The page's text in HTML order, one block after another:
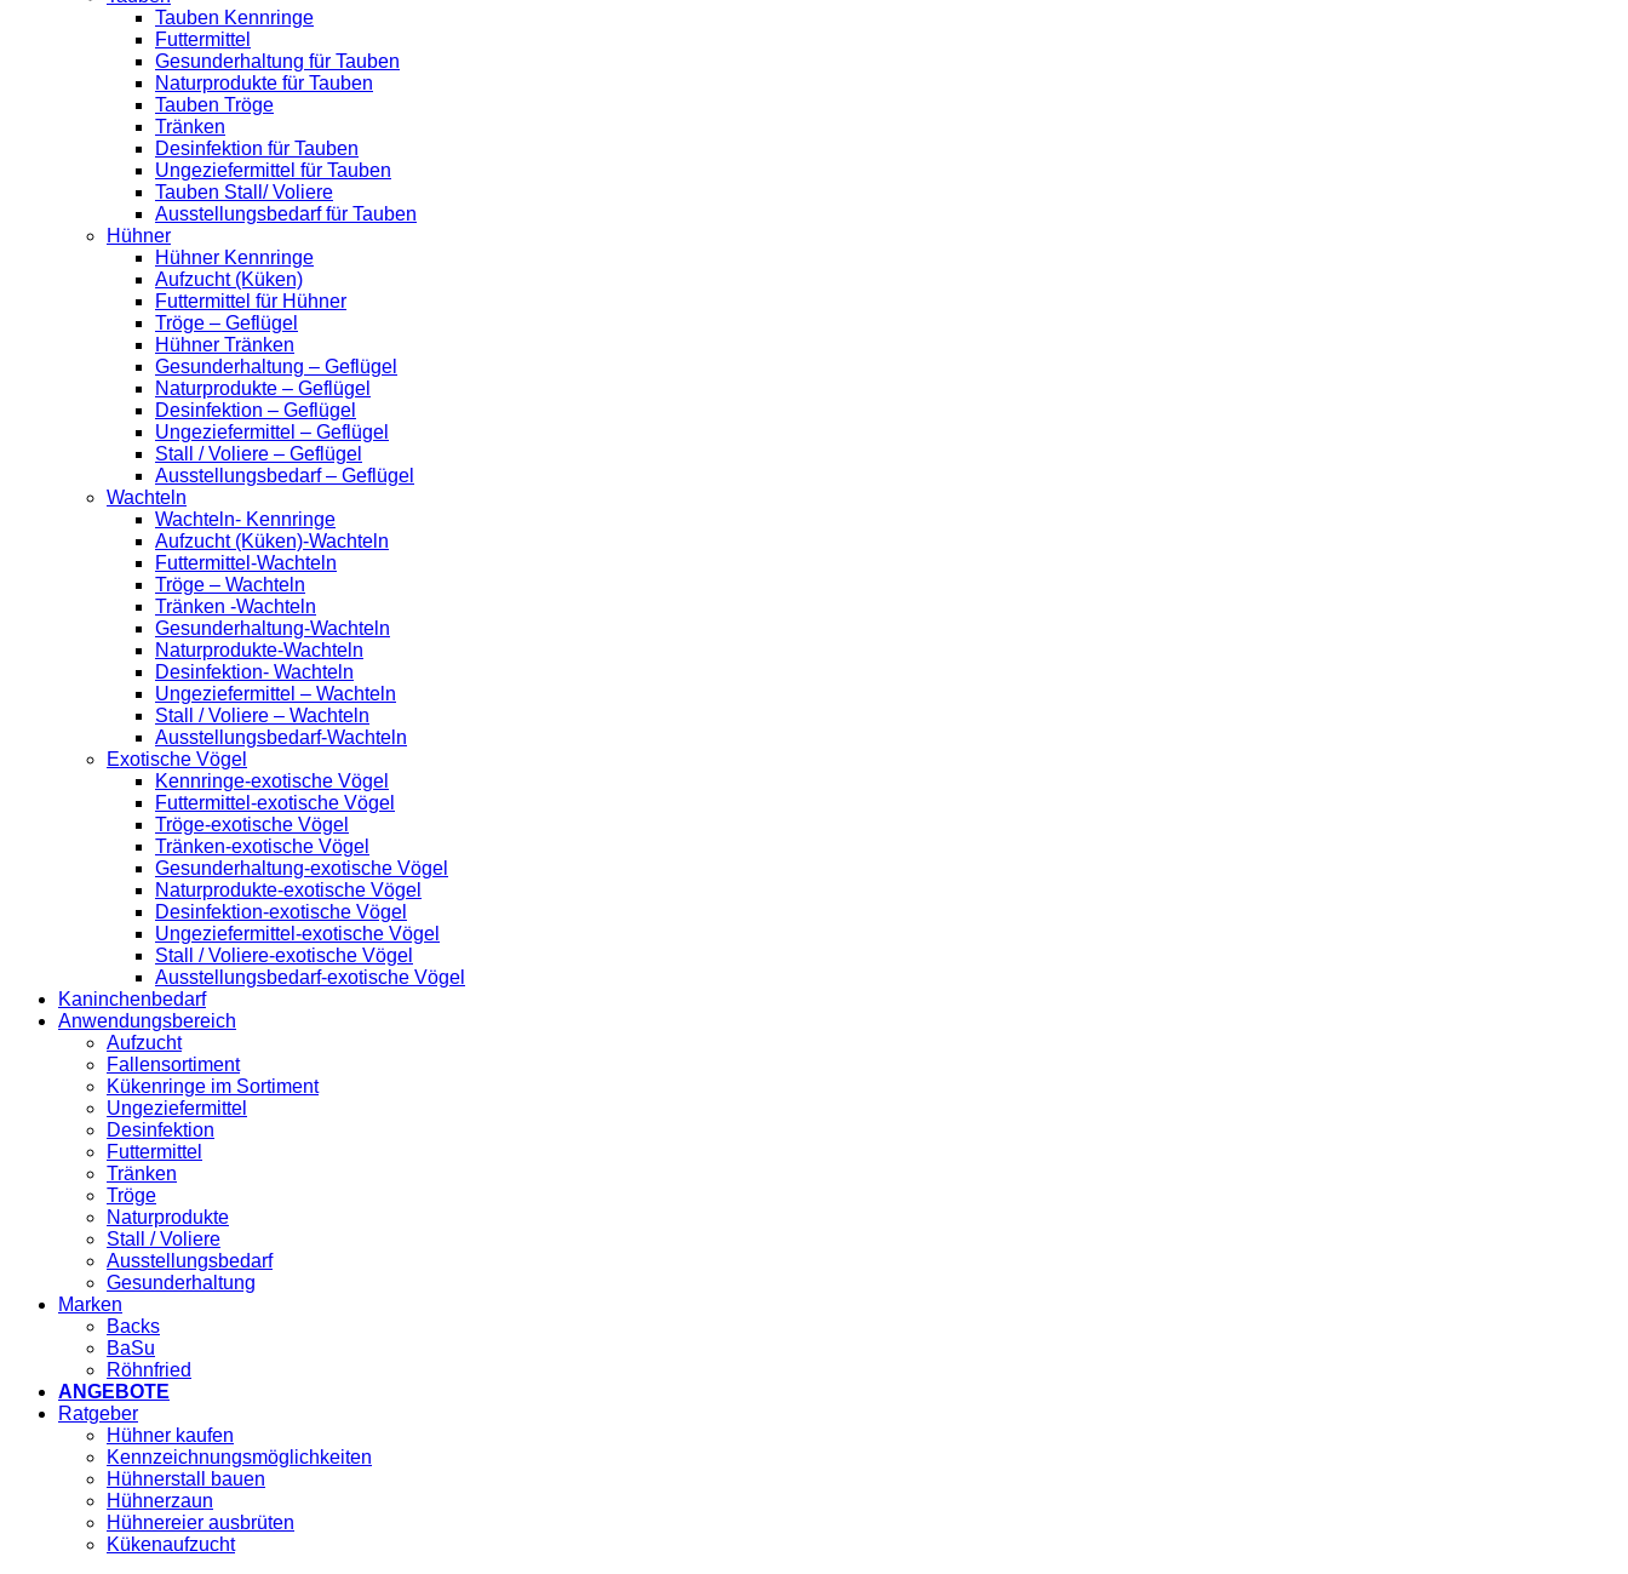
Tauben Kennringe
Futtermittel
Gesunderhaltung für Tauben
Naturprodukte für Tauben
Tauben Tröge
Tränken
Desinfektion für Tauben
Ungeziefermittel für Tauben
Tauben Stall/ Voliere
Ausstellungsbedarf für Tauben
Hühner
Hühner Kennringe
Aufzucht (Küken)
Futtermittel für Hühner
Tröge – Geflügel
Hühner Tränken
Gesunderhaltung – Geflügel
Naturprodukte – Geflügel
Desinfektion – Geflügel
Ungeziefermittel – Geflügel
Stall / Voliere – Geflügel
Ausstellungsbedarf – Geflügel
Wachteln
Wachteln- Kennringe
Aufzucht (Küken)-Wachteln
Futtermittel-Wachteln
Tröge – Wachteln
Tränken -Wachteln
Gesunderhaltung-Wachteln
Naturprodukte-Wachteln
Desinfektion- Wachteln
Ungeziefermittel – Wachteln
Stall / Voliere – Wachteln
Ausstellungsbedarf-Wachteln
Exotische Vögel
Kennringe-exotische Vögel
Futtermittel-exotische Vögel
Tröge-exotische Vögel
Tränken-exotische Vögel
Gesunderhaltung-exotische Vögel
Naturprodukte-exotische Vögel
Desinfektion-exotische Vögel
Ungeziefermittel-exotische Vögel
Stall / Voliere-exotische Vögel
Ausstellungsbedarf-exotische Vögel
Kaninchenbedarf
Anwendungsbereich
Aufzucht
Fallensortiment
Kükenringe im Sortiment
Ungeziefermittel
Desinfektion
Futtermittel
Tränken
Tröge
Naturprodukte
Stall / Voliere
Ausstellungsbedarf
Gesunderhaltung
Marken
Backs
BaSu
Röhnfried
ANGEBOTE
Ratgeber
Hühner kaufen
Kennzeichnungsmöglichkeiten
Hühnerstall bauen
Hühnerzaun
Hühnereier ausbrüten
Kükenaufzucht